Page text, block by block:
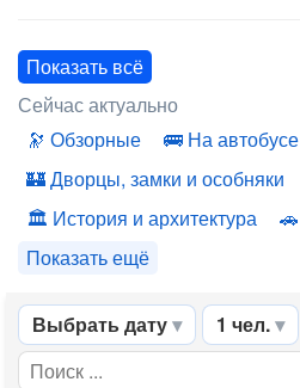
Показать всё
Сейчас актуально
Обзорные
На автобусе
Дворцы, замки и особняки
История и архитектура
Показать ещё
Выбрать дату 1 чел.